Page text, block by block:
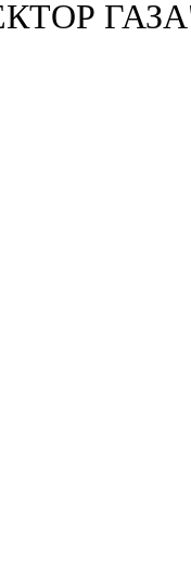
ГАЗА"